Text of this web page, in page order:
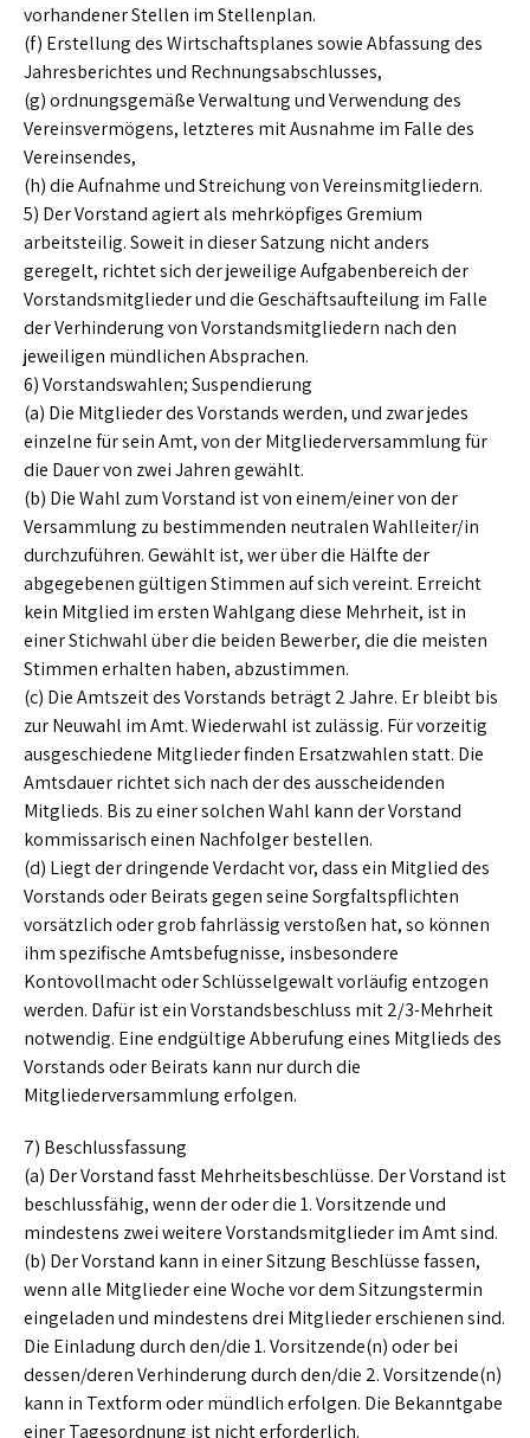
vorhandener Stellen im Stellenplan.
(f) Erstellung des Wirtschaftsplanes sowie Abfassung des
Jahresberichtes und Rechnungsabschlusses,
(g) ordnungsgemäße Verwaltung und Verwendung des
Vereinsvermögens, letzteres mit Ausnahme im Falle des
Vereinsendes,
(h) die Aufnahme und Streichung von Vereinsmitgliedern.
5) Der Vorstand agiert als mehrköpfiges Gremium
arbeitsteilig. Soweit in dieser Satzung nicht anders
geregelt, richtet sich der jeweilige Aufgabenbereich der
Vorstandsmitglieder und die Geschäftsaufteilung im Falle
der Verhinderung von Vorstandsmitgliedern nach den
jeweiligen mündlichen Absprachen.
6) Vorstandswahlen; Suspendierung
(a) Die Mitglieder des Vorstands werden, und zwar jedes
einzelne für sein Amt, von der Mitgliederversammlung für
die Dauer von zwei Jahren gewählt.
(b) Die Wahl zum Vorstand ist von einem/einer von der
Versammlung zu bestimmenden neutralen Wahlleiter/in
durchzuführen. Gewählt ist, wer über die Hälfte der
abgegebenen gültigen Stimmen auf sich vereint. Erreicht
kein Mitglied im ersten Wahlgang diese Mehrheit, ist in
einer Stichwahl über die beiden Bewerber, die die meisten
Stimmen erhalten haben, abzustimmen.
(c) Die Amtszeit des Vorstands beträgt 2 Jahre. Er bleibt bis
zur Neuwahl im Amt. Wiederwahl ist zulässig. Für vorzeitig
ausgeschiedene Mitglieder finden Ersatzwahlen statt. Die
Amtsdauer richtet sich nach der des ausscheidenden
Mitglieds. Bis zu einer solchen Wahl kann der Vorstand
kommissarisch einen Nachfolger bestellen.
(d) Liegt der dringende Verdacht vor, dass ein Mitglied des
Vorstands oder Beirats gegen seine Sorgfaltspflichten
vorsätzlich oder grob fahrlässig verstoßen hat, so können
ihm spezifische Amtsbefugnisse, insbesondere
Kontovollmacht oder Schlüsselgewalt vorläufig entzogen
werden. Dafür ist ein Vorstandsbeschluss mit 2/3-Mehrheit
notwendig. Eine endgültige Abberufung eines Mitglieds des
Vorstands oder Beirats kann nur durch die
Mitgliederversammlung erfolgen.
7) Beschlussfassung
(a) Der Vorstand fasst Mehrheitsbeschlüsse. Der Vorstand ist
beschlussfähig, wenn der oder die 1. Vorsitzende und
mindestens zwei weitere Vorstandsmitglieder im Amt sind.
(b) Der Vorstand kann in einer Sitzung Beschlüsse fassen,
wenn alle Mitglieder eine Woche vor dem Sitzungstermin
eingeladen und mindestens drei Mitglieder erschienen sind.
Die Einladung durch den/die 1. Vorsitzende(n) oder bei
dessen/deren Verhinderung durch den/die 2. Vorsitzende(n)
kann in Textform oder mündlich erfolgen. Die Bekanntgabe
einer Tagesordnung ist nicht erforderlich.